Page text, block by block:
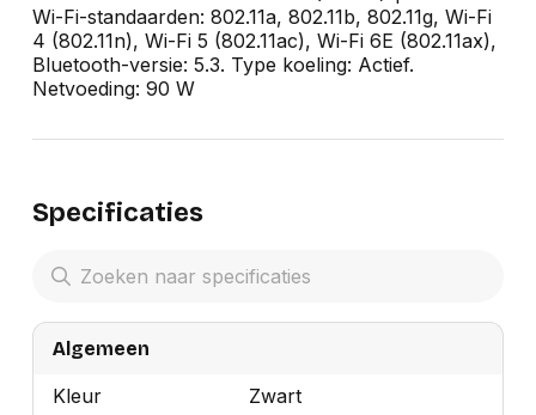
Wi-Fi-standaarden: 802.11a, 802.11b, 802.11g, Wi-Fi
4 (802.11n), Wi-Fi 5 (802.11ac), Wi-Fi 6E (802.11ax),
Bluetooth-versie: 5.3. Type koeling: Actief.
Netvoeding: 90 W
Specificaties
Algemeen
Kleur
Zwart